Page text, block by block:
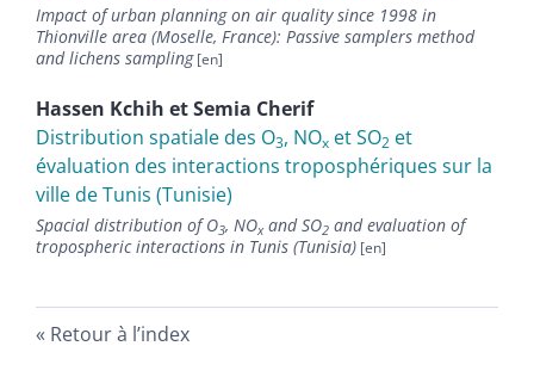
Impact of urban planning on air quality since 1998 in
Thionville area (Moselle, France): Passive samplers method
and lichens sampling
Hassen Kchih etSemia Cherif
Distribution spatiale des O3, NOx et SO2 et
évaluation des interactions troposphériques sur la
ville de Tunis (Tunisie)
Spacial distribution of O3, NOxand SO2 and evaluation of
tropospheric interactions in Tunis (Tunisia)
Retour à l’index